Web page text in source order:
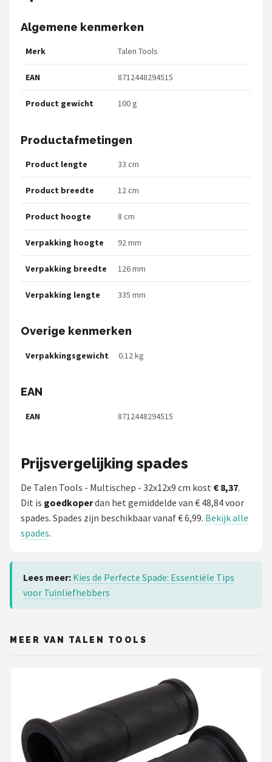
Algemene kenmerken
Merk Talen Tools
EAN 8712448294515
Product gewicht 100 g
Productafmetingen
Product lengte 33 cm
Product breedte 12 cm
Product hoogte 8 cm
Verpakking hoogte 92 mm
Verpakking breedte 126 mm
Verpakking lengte 335 mm
Overige kenmerken
Verpakkingsgewicht 0.12 kg
EAN
EAN 8712448294515
Prijsvergelijking spades
De Talen Tools - Multischep - 32x12x9 cm kost € 8,37.
Dit is goedkoperdan het gemiddelde van € 48,84 voor
spades. Spades zijn beschikbaar vanaf € 6,99. Bekijk alle
spades.
Lees meer: Kies de Perfecte Spade: Essentiële Tips
voor Tuinliefhebbers
MEER VAN TALEN TOOLS